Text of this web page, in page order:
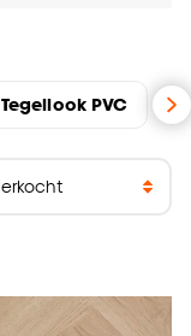
Tegellook PVC